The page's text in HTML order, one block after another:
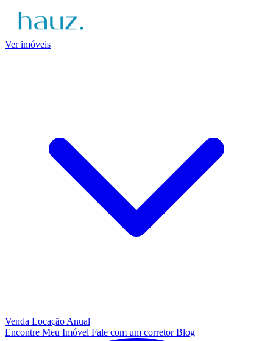
Ver imóveis
Venda Locação Anual
Encontre Meu Imóvel Fale com um corretorBlog